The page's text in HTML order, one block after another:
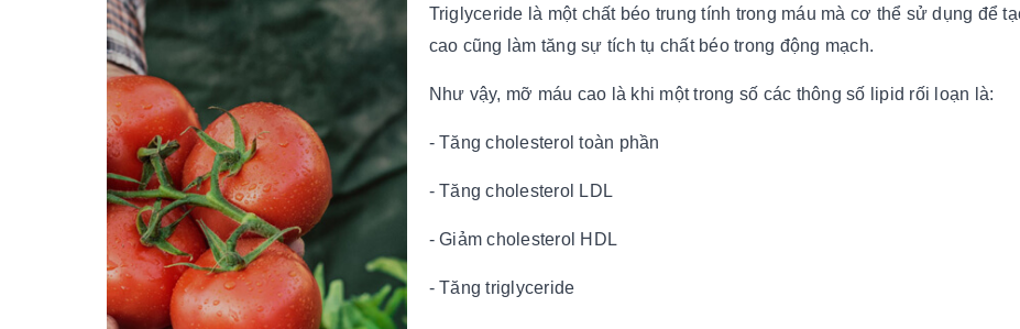
Triglyceride là một chất béo trung tính trong máu mà cơ thể sử dụng để
cao cũng làm tăng sự tích tụ chất béo trong động mạch.
Như vậy, mỡ máu cao là khi một trong số các thông số lipid rối loạn là:
- Tăng cholesterol toàn phần
- Tăng cholesterol LDL
- Giảm cholesterol HDL
- Tăng triglyceride